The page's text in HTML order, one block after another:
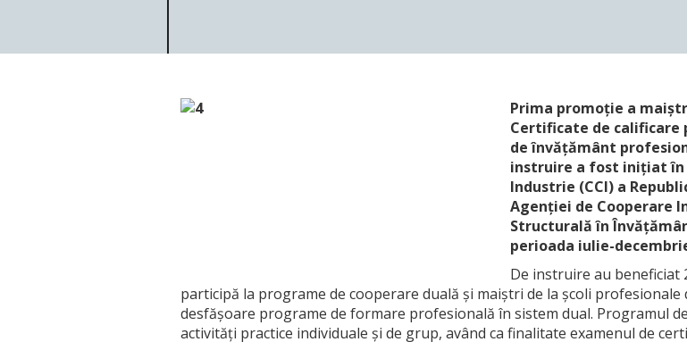
Prima promoție a
Certificate de calificare
de învățământ
instruire a fost inițiat în
Industrie (CCI) a
Agenției de Cooperare
Structurală în
perioada iulie-
De instruire au beneficiat
participă la programe de cooperare duală și maiștri de la școli
desfășoare programe de formare profesională în sistem dual. Programul
activităţi practice individuale şi de grup, având ca finalitate examenul de